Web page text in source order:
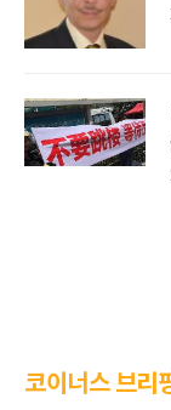
코이너스 브리